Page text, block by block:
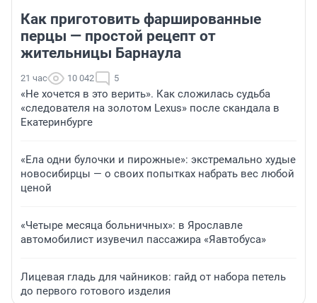
Как приготовить фаршированные
перцы — простой рецепт от
жительницы Барнаула
21 час 10 042 5
«Не хочется в это верить». Как сложилась судьба
«следователя на золотом Lexus» после скандала в
Екатеринбурге
«Ела одни булочки и пирожные»: экстремально худые
новосибирцы — о своих попытках набрать вес любой
ценой
«Четыре месяца больничных»: в Ярославле
автомобилист изувечил пассажира «Яавтобуса»
Лицевая гладь для чайников: гайд от набора петель
до первого готового изделия